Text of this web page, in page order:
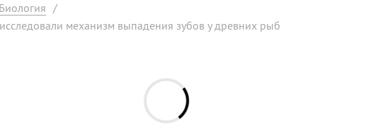
Биология /
механизм выпадения зубов у древних рыб